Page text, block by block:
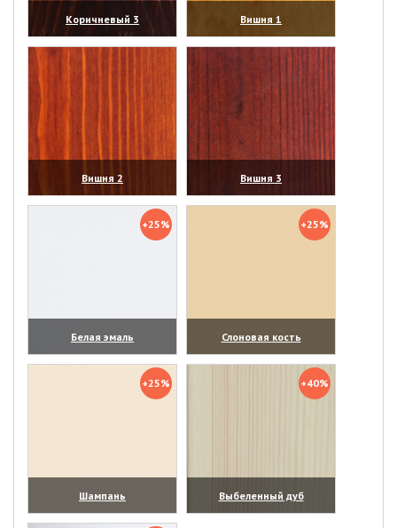
Коричневый 3
(увеличить)
Вишня 1
(увеличить)
Вишня 2
(увеличить)
Вишня 3
(увеличить)
+25%
Белая эмаль
(увеличить)
+25%
Слоновая кость
(увеличить)
+25%
Шампань
(увеличить)
+40%
Выбеленный дуб
(увеличить)